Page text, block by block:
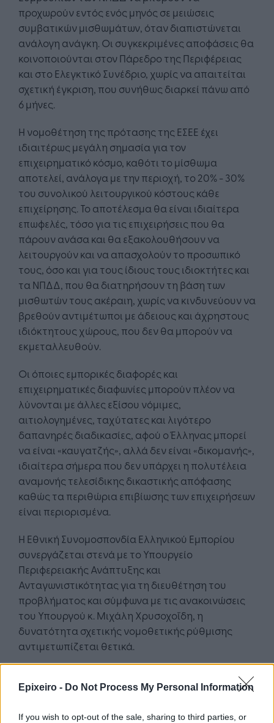
Epixeiro - Do Not Process My Personal Information
If you wish to opt-out of the sale, sharing to third parties, or
προχωρούν εντός ενός μηνός σε μειώσεις
συμβατικών μισθωμάτων, όταν διαπιστώνεται
ανάλογη ανάγκη. Οι συγκεκριμένες αποφάσεις θα
κοινοποιούνται στον Πάρεδρο της Περιφέρειας
και στο Ελεγκτικό Συνέδριο, χωρίς να απαιτείται
σχετική έγκριση, που συνήθως διαρκεί πάνω από
6 μήνες.
Η νομοθέτηση της πρότασης της ΕΣΕΕ έχει
ιδιαιτέρως μεγάλη σημασία για τον
επιχειρηματικό κόσμο, καθότι το μίσθωμα
αποτελεί, ανάλογα με την περιοχή, το 20% - 30%
του συνολικού λειτουργικού κόστους κάθε
επιχείρησης. Το αποτέλεσμα θα είναι ιδιαίτερα
επωφελές, τόσο για τις επιχειρήσεις που θα
πάρουν ανάσα και θα εξακολουθήσουν να
λειτουργούν και να απασχολούν το προσωπικό
τους, όσο και για τους ίδιους τους ιδιοκτήτες και
τα ΝΠΔΔ, που θα διατηρήσουν τη βάση των
μισθωτών τους ακέραιη, χωρίς να κινδυνεύουν να
βρεθούν αντιμέτωποι με άδειους και άχρηστους
ιδιόκτητους χώρους, που δεν θα μπορούν να
εκμεταλλευθούν.
Οι όποιες εμπορικές διαφορές και
επιχειρηματικές διαφωνίες μπορούν πλέον να
λύνονται με άλλες εξίσου νόμιμες,
αιτιολογημένες, ταχύτατες και λιγότερο
δαπανηρές διαδικασίες, αφού ο Έλληνας μπορεί
να είναι «καυγατζής», αλλά δεν είναι «δικομανής»,
ιδιαίτερα σήμερα που δεν υπάρχει η πολυτέλεια
αναμονής τελεσίδικης δικαστικής απόφασης
καθώς τα περιθώρια επιβίωσης των επιχειρήσεων
είναι περιορισμένα.
Η Εθνική Συνομοσπονδία Ελληνικού Εμπορίου
συνεργάζεται στενά με το Υπουργείο
Περιφερειακής Ανάπτυξης και
Ανταγωνιστικότητας για τη διευθέτηση του
προβλήματος και σύμφωνα με τις ανακοινώσεις
του Υπουργού κ. Μιχάλη Χρυσοχοΐδη, η
δυνατότητα σχετικής νομοθετικής ρύθμισης
αντιμετωπίζεται θετικά.